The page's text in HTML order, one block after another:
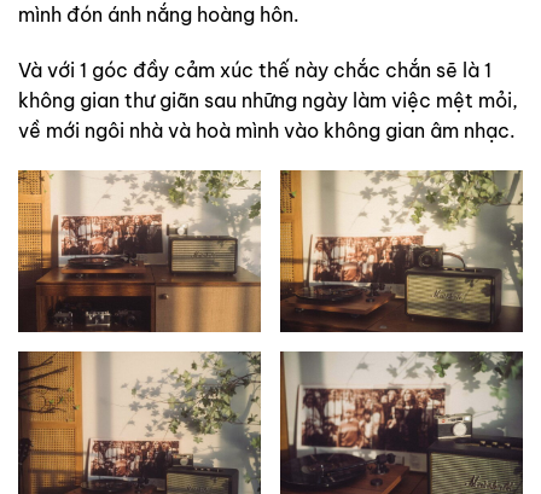
mình đón ánh nắng hoàng hôn.
Và với 1 góc đầy cảm xúc thế này chắc chắn sẽ là 1
không gian thư giãn sau những ngày làm việc mệt mỏi,
về mới ngôi nhà và hoà mình vào không gian âm nhạc.